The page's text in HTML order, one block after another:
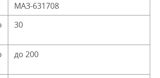
МАЗ-631708
30
до 200